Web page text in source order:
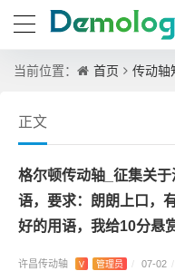
当前位置： 首页 传动轴
正文
格尔顿传动轴_征集关
语，要求：朗朗上口，
好的用语，我给10分悬赏
许昌传动轴 V 管理员 / 07-02 /